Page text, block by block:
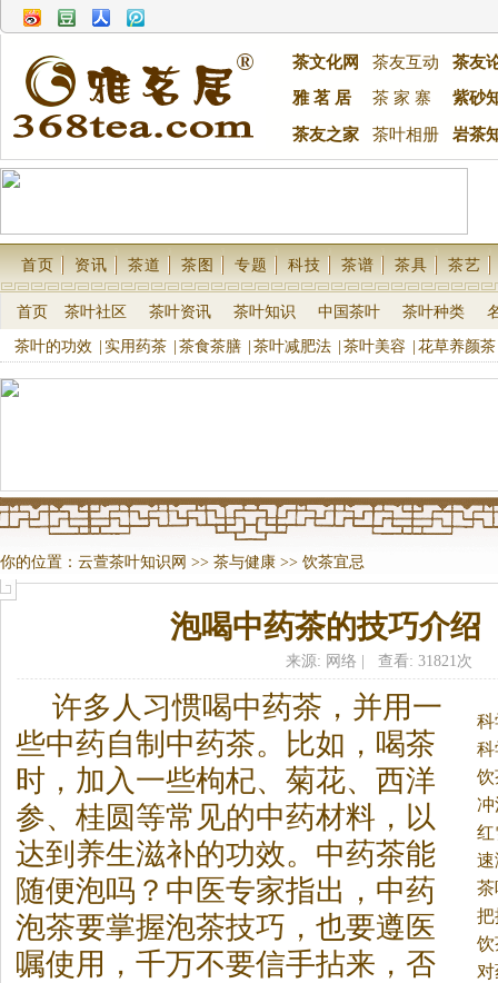
茶文化网 茶友互动
茶友
雅 茗 居
茶 家 寨 紫砂
茶友之家 茶叶相册 岩茶
首页 资讯 茶道 茶图 专题 科技 茶谱 茶具 茶艺
首页 茶叶社区 茶叶资讯 茶叶知识 中国茶叶 茶叶种类
茶叶的功效 实用药茶 茶食茶膳 茶叶减肥法 茶叶美容 花草养颜茶
你的位置： 云萱茶叶知识网 >> 茶与健康 >> 饮茶宜忌
泡喝中药茶的技巧介绍
来源: 网络 | 查看: 31821次
许多人习惯喝中药茶 ，并用一
些中药自制中药茶。 比如，喝茶
时，加入一些枸杞、菊花、西洋
参、桂圆等常见的中药材料，以
达到养生滋补的功效。中药茶能
随便泡吗？中医专家指出，中药
泡茶要掌握泡茶技巧，也要遵医
嘱使用，千万不要信手拈来，否